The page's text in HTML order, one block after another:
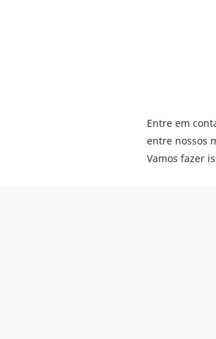
Entre em
entre nossos
Vamos fazer